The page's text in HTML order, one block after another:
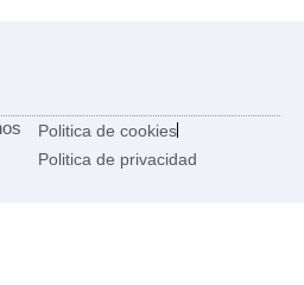
Politica de cookies
Politica de privacidad